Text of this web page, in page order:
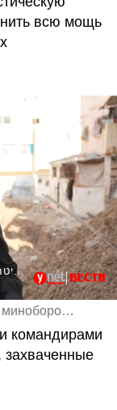
всю мощь
797752#שר הביטחון ישראל כ"ץ במחנה הפליטים ג'נין
командирами